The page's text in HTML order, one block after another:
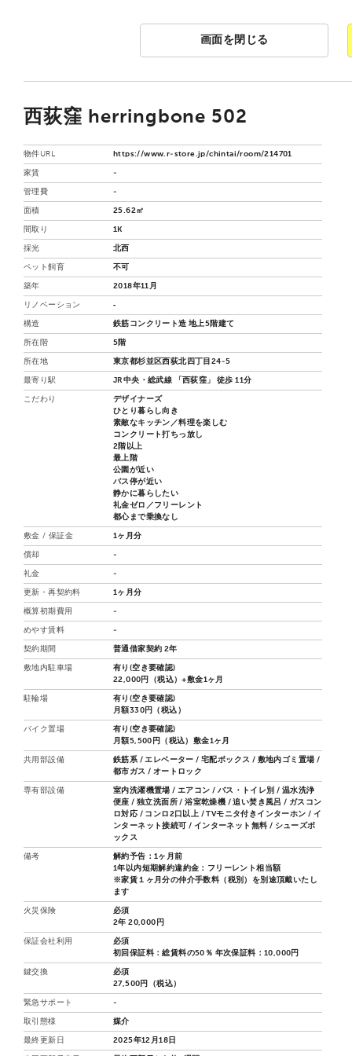
画面を閉じる
西荻窪 herringbone 502
物件URL https://www.r-store.jp/chintai/room/214701
家賃 -
管理費 -
面積 25.62㎡
間取り 1K
採光 北西
ペット飼育 不可
築年 2018年11月
リノベーション ‐
構造 鉄筋コンクリート造 地上5階建て
所在階 5階
所在地 東京都杉並区西荻北四丁目24-5
最寄り駅 JR中央・総武線 「西荻窪」 徒歩 11分
こだわり
デザイナーズ
ひとり暮らし向き
素敵なキッチン／料理を楽しむ
コンクリート打ちっ放し
2階以上
最上階
公園が近い
バス停が近い
静かに暮らしたい
礼金ゼロ／フリーレント
都心まで乗換なし
敷金 / 保証金 1ヶ月分
償却 -
礼金 -
更新・再契約料 1ヶ月分
概算初期費用 -
めやす賃料 -
契約期間 普通借家契約 2年
敷地内駐車場
有り(空き要確認)
22,000円（税込）+敷金1ヶ月
駐輪場
有り(空き要確認)
月額330円（税込）
バイク置場
有り(空き要確認)
月額5,500円（税込）敷金1ヶ月
共用部設備
鉄筋系 / エレベーター / 宅配ボックス / 敷地内ゴミ置場 /
都市ガス / オートロック
専有部設備
室内洗濯機置場 / エアコン / バス・トイレ別 / 温水洗浄
便座 / 独立洗面所 / 浴室乾燥機 / 追い焚き風呂 / ガスコン
ロ対応 / コンロ2口以上 / TVモニタ付きインターホン / イ
ンターネット接続可 / インターネット無料 / シューズボ
ックス
備考
解約予告：1ヶ月前
1年以内短期解約違約金：フリーレント相当額
※家賃１ヶ月分の仲介手数料（税別）を別途頂戴いたし
ます
火災保険
必須
2年 20,000円
保証会社利用
必須
初回保証料：総賃料の50％ 年次保証料：10,000円
鍵交換
必須
27,500円（税込）
緊急サポート -
取引態様 媒介
最終更新日 2025年12月18日